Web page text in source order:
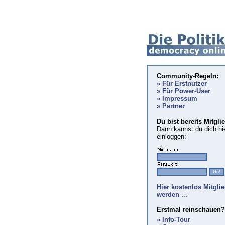
Community-Regeln:
» Für Erstnutzer
» Für Power-User
» Impressum
» Partner
Du bist bereits
Dann kannst du dich
einloggen:
Hier kostenlos
werden ...
Erstmal reinschauen?
» Info-Tour